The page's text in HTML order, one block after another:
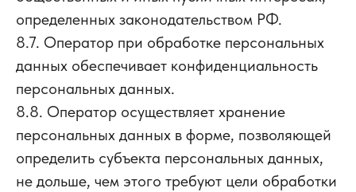
определенных законодательством РФ.
8.7. Оператор при обработке персональных
данных обеспечивает конфиденциальность
персональных данных.
8.8. Оператор осуществляет хранение
персональных данных в форме, позволяющей
определить субъекта персональных данных,
не дольше, чем этого требуют цели обработки